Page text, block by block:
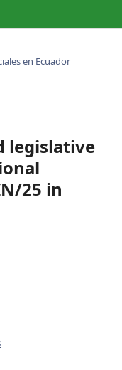
en Ecuador
legislative
25 in